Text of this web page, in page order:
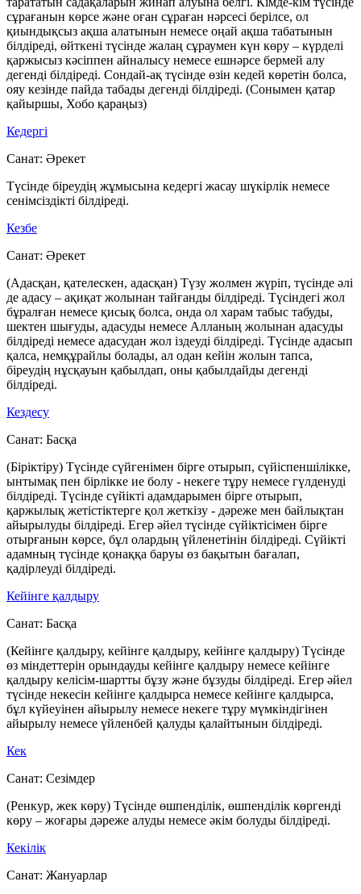
сұрағанын көрсе және оған сұраған нәрсесі берілсе, ол
қиындықсыз ақша алатынын немесе оңай ақша табатынын
білдіреді, өйткені түсінде жалаң сұраумен күн көру – күрделі
қаржысыз кәсіппен айналысу немесе ешнәрсе бермей алу
дегенді білдіреді. Сондай-ақ түсінде өзін кедей көретін болса,
ояу кезінде пайда табады дегенді білдіреді. (Сонымен қатар
қайыршы, Хобо қараңыз)
Кедергі
Санат: Әрекет
Түсінде біреудің жұмысына кедергі жасау шүкірлік немесе
сенімсіздікті білдіреді.
Кезбе
Санат: Әрекет
(Адасқан, қателескен, адасқан) Түзу жолмен жүріп, түсінде әлі
де адасу – ақиқат жолынан тайғанды білдіреді. Түсіндегі жол
бұралған немесе қисық болса, онда ол харам табыс табуды,
шектен шығуды, адасуды немесе Алланың жолынан адасуды
білдіреді немесе адасудан жол іздеуді білдіреді. Түсінде адасып
қалса, немқұрайлы болады, ал одан кейін жолын тапса,
біреудің нұсқауын қабылдап, оны қабылдайды дегенді
білдіреді.
Кездесу
Санат: Басқа
(Біріктіру) Түсінде сүйгенімен бірге отырып, сүйіспеншілікке,
ынтымақ пен бірлікке ие болу - некеге тұру немесе гүлденуді
білдіреді. Түсінде сүйікті адамдарымен бірге отырып,
қаржылық жетістіктерге қол жеткізу - дәреже мен байлықтан
айырылуды білдіреді. Егер әйел түсінде сүйіктісімен бірге
отырғанын көрсе, бұл олардың үйленетінін білдіреді. Сүйікті
адамның түсінде қонаққа баруы өз бақытын бағалап,
қадірлеуді білдіреді.
Кейінге қалдыру
Санат: Басқа
(Кейінге қалдыру, кейінге қалдыру, кейінге қалдыру) Түсінде
өз міндеттерін орындауды кейінге қалдыру немесе кейінге
қалдыру келісім-шартты бұзу және бұзуды білдіреді. Егер әйел
түсінде некесін кейінге қалдырса немесе кейінге қалдырса,
бұл күйеуінен айырылу немесе некеге тұру мүмкіндігінен
айырылу немесе үйленбей қалуды қалайтынын білдіреді.
Кек
Санат: Сезімдер
(Ренкур, жек көру) Түсінде өшпенділік, өшпенділік көргенді
көру – жоғары дәреже алуды немесе әкім болуды білдіреді.
Кекілік
Санат: Жануарлар